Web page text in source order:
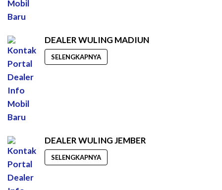
DEALER WULING MADIUN
SELENGKAPNYA
DEALER WULING JEMBER
SELENGKAPNYA